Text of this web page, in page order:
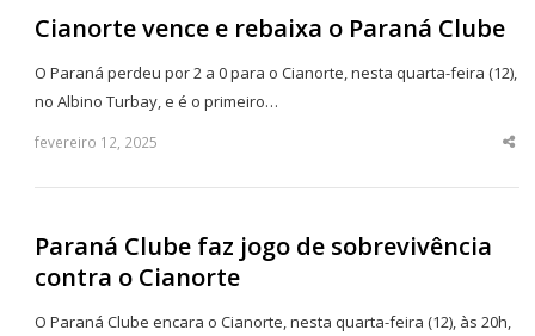
Cianorte vence e rebaixa o Paraná Clube
O Paraná perdeu por 2 a 0 para o Cianorte, nesta quarta-feira (12),
no Albino Turbay, e é o primeiro…
fevereiro 12, 2025
Paraná Clube faz jogo de sobrevivência
contra o Cianorte
O Paraná Clube encara o Cianorte, nesta quarta-feira (12), às 20h,